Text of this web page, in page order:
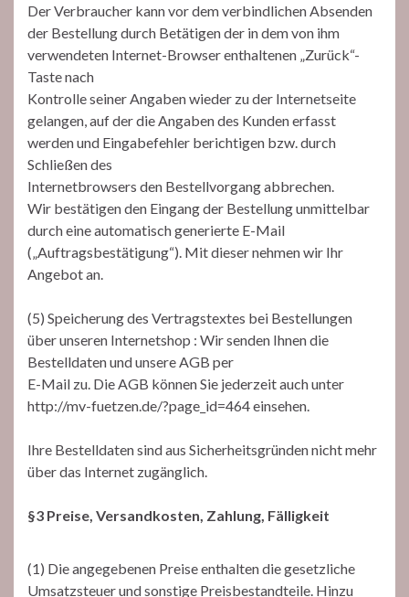
Der Verbraucher kann vor dem verbindlichen Absenden
der Bestellung durch Betätigen der in dem von ihm
verwendeten Internet-Browser enthaltenen „Zurück“-
Taste nach
Kontrolle seiner Angaben wieder zu der Internetseite
gelangen, auf der die Angaben des Kunden erfasst
werden und Eingabefehler berichtigen bzw. durch
Schließen des
Internetbrowsers den Bestellvorgang abbrechen.
Wir bestätigen den Eingang der Bestellung unmittelbar
durch eine automatisch generierte E-Mail
(„Auftragsbestätigung“). Mit dieser nehmen wir Ihr
Angebot an.
(5) Speicherung des Vertragstextes bei Bestellungen
über unseren Internetshop : Wir senden Ihnen die
Bestelldaten und unsere AGB per
E-Mail zu. Die AGB können Sie jederzeit auch unter
http://mv-fuetzen.de/?page_id=464 einsehen.
Ihre Bestelldaten sind aus Sicherheitsgründen nicht mehr
über das Internet zugänglich.
§3 Preise, Versandkosten, Zahlung, Fälligkeit
(1) Die angegebenen Preise enthalten die gesetzliche
Umsatzsteuer und sonstige Preisbestandteile. Hinzu